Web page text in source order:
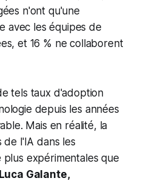
n'ont qu'une
avec les équipes de
et 16 % ne collaborent
tels taux d'adoption
depuis les années
Mais en réalité, la
l'IA dans les
expérimentales que
Luca Galante,